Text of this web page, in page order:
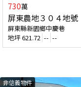
730萬
屏東農地３０４地號
屏東縣新園鄉中慶巷
地坪621.72 -- --
非信義物件